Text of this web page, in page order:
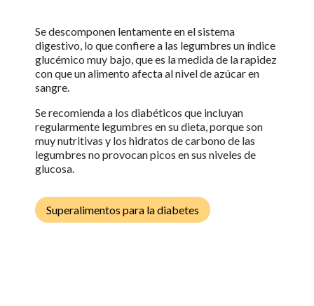
Se descomponen lentamente en el sistema
digestivo, lo que confiere a las legumbres un índice
glucémico muy bajo, que es la medida de la rapidez
con que un alimento afecta al nivel de azúcar en
sangre.
Se recomienda a los diabéticos que incluyan
regularmente legumbres en su dieta, porque son
muy nutritivas y los hidratos de carbono de las
legumbres no provocan picos en sus niveles de
glucosa.
Superalimentos para la diabetes